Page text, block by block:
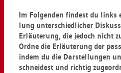
Im Fol­gen­den fin­dest du links
lung un­ter­schied­li­cher
Er­läu­te­rung, die je­doch nicht
Ordne die Er­läu­te­rung der
indem du die Dar­stel­lun­gen
schnei­dest und rich­tig